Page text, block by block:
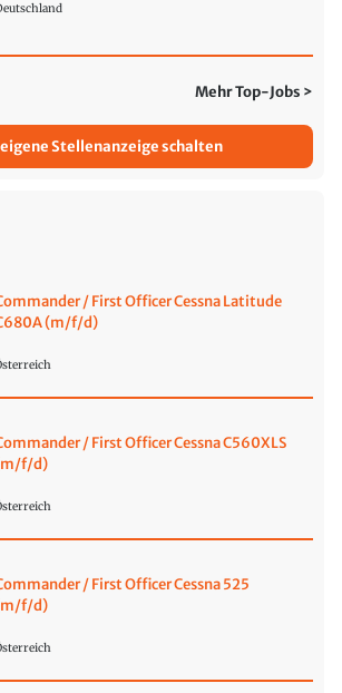
Mehr Top-Jobs >
Stellenanzeige schalten
/ First Officer Cessna Latitude
(m/f/d)
/ First Officer Cessna C560XLS
f/d)
/ First Officer Cessna 525
f/d)